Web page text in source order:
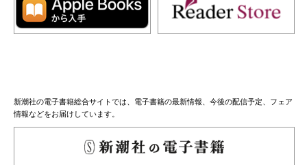
新潮社の電子書籍総合サイトでは、電子書籍の最新情報、今後の配信予定、フェア
情報などをお届けしています。